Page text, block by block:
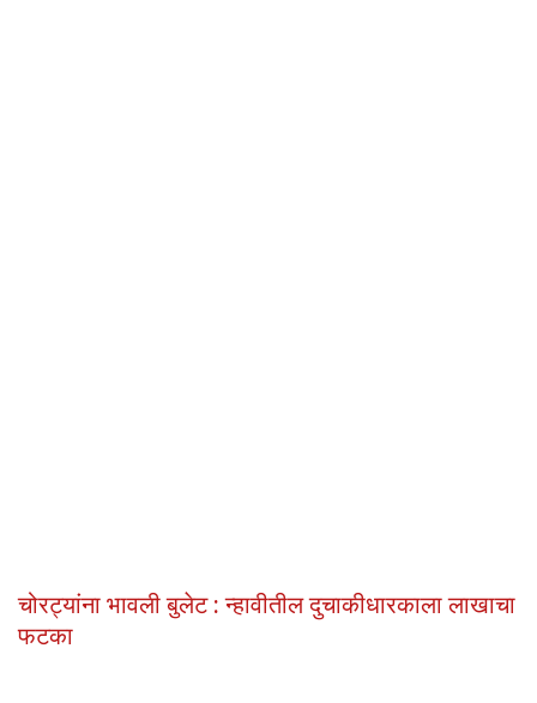
चोरट्यांना भावली बुलेट : न्हावीतील दुचाकीधारकाला लाखाचा
फटका